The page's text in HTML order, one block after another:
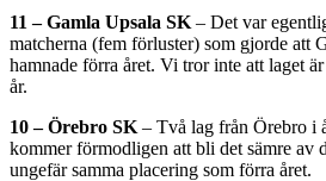
11 – Gamla Upsala SK – Det var
matcherna (fem förluster) som gjorde att
hamnade förra året. Vi tror inte att laget
år.
10 – Örebro SK – Två lag från Örebro i
kommer förmodligen att bli det sämre av
ungefär samma placering som förra året.